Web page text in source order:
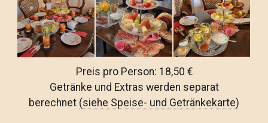
Preis pro Person: 18,50 €
Getränke und Extras werden separat
berechnet (siehe Speise- und Getränkekarte)